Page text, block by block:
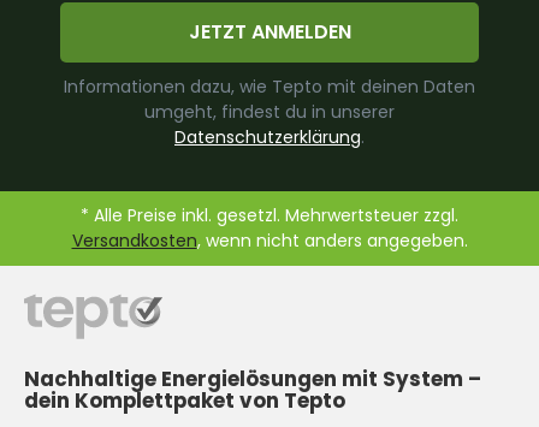
JETZT ANMELDEN
Informationen dazu, wie Tepto mit deinen Daten
umgeht, findest du in unserer
Datenschutzerklärung.
* Alle Preise inkl. gesetzl. Mehrwertsteuer zzgl.
Versandkosten, wenn nicht anders angegeben.
Nachhaltige Energielösungen mit System –
dein Komplettpaket von Tepto